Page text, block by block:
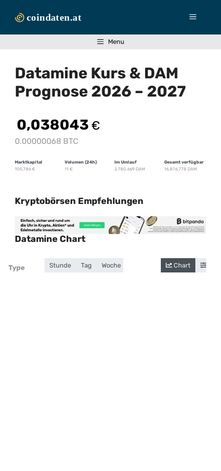
Inhalt
Menü
Menu
Datamine Kurs & DAM
Prognose 2026 – 2027
0,038043 €
0.00000068 BTC
Marktkapital
105.786 €
Volumen (24h)
11 €
Im Umlauf
2.780.669 DAM
Gesamt verfügbar
16.876.778 DAM
Kryptobörsen Empfehlungen
Datamine Chart
Zoom Stunde Tag Woche Jahr Gesamt
Type Chart